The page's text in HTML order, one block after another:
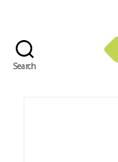
Search